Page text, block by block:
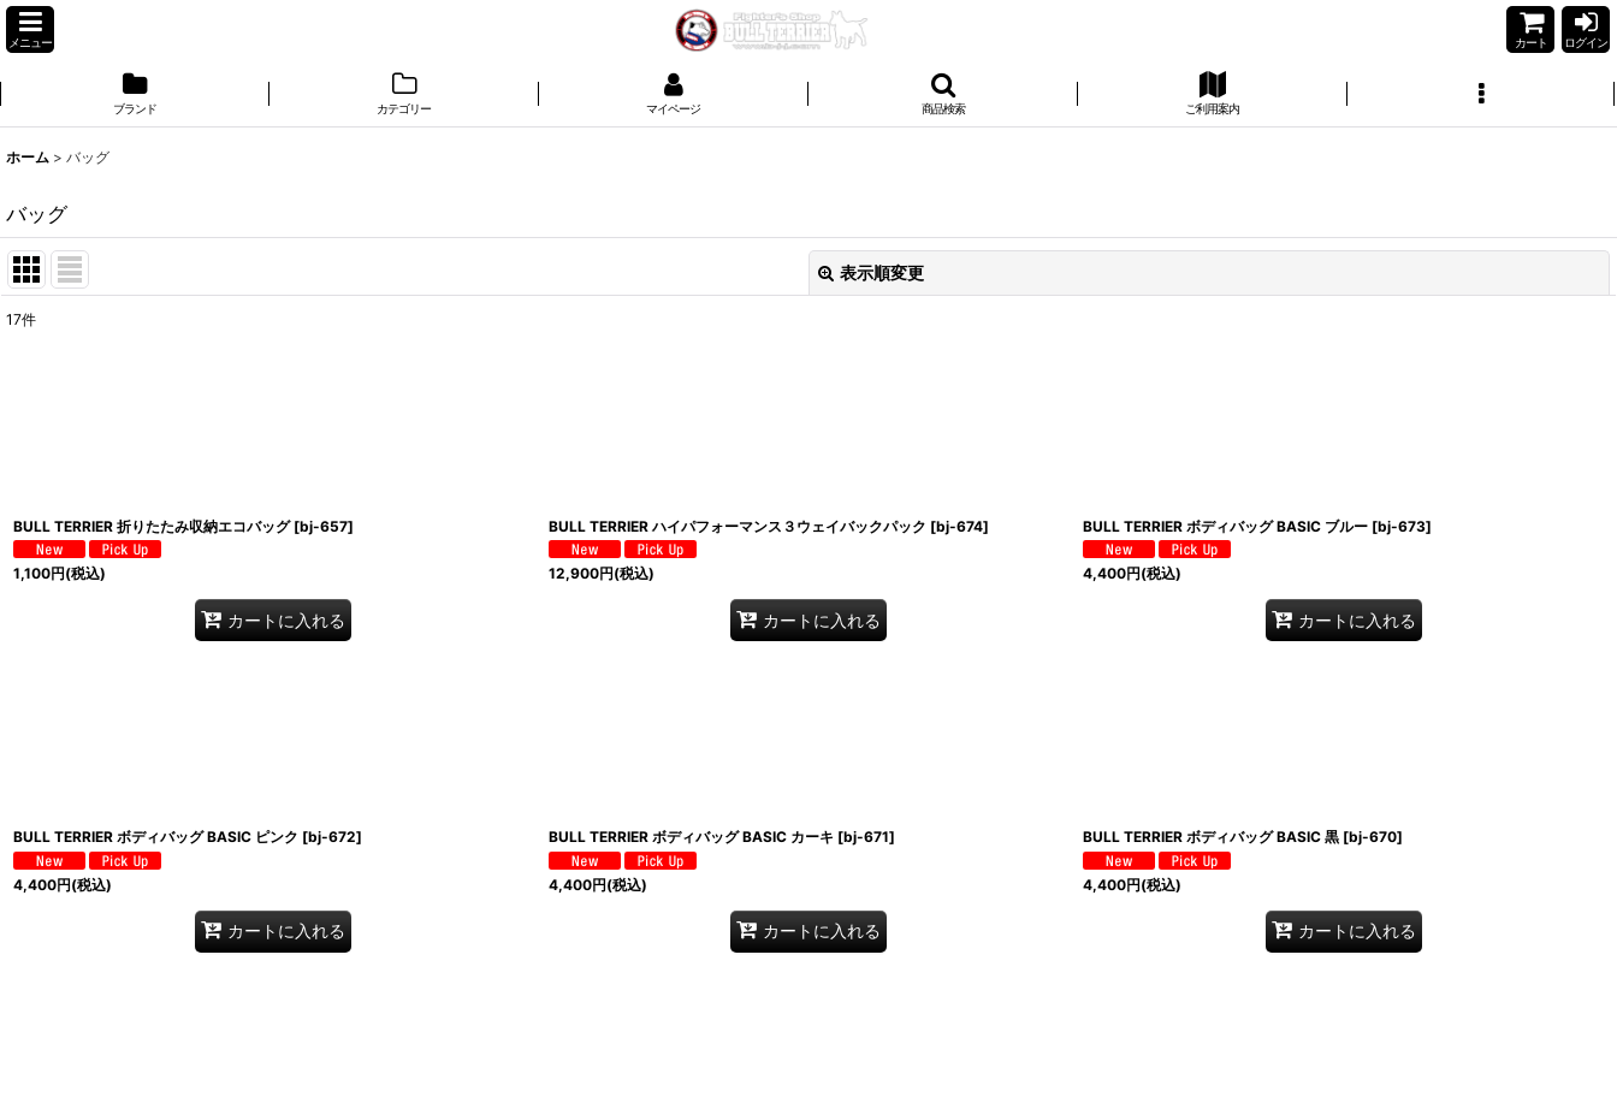
メニュー カート ログイン
ブランド カテゴリー マイページ 商品検索 ご利用案内
ホーム > バッグ
バッグ
表示順変更
17件
BULL TERRIER 折りたたみ収納エコバッグ [bj-657]
1,100円(税込)
カートに入れる
BULL TERRIER ハイパフォーマンス３ウェイバックパック [bj-674]
12,900円(税込)
カートに入れる
BULL TERRIER ボディバッグ BASIC ブルー [bj-673]
4,400円(税込)
カートに入れる
BULL TERRIER ボディバッグ BASIC ピンク [bj-672]
4,400円(税込)
カートに入れる
BULL TERRIER ボディバッグ BASIC カーキ [bj-671]
4,400円(税込)
カートに入れる
BULL TERRIER ボディバッグ BASIC 黒 [bj-670]
4,400円(税込)
カートに入れる